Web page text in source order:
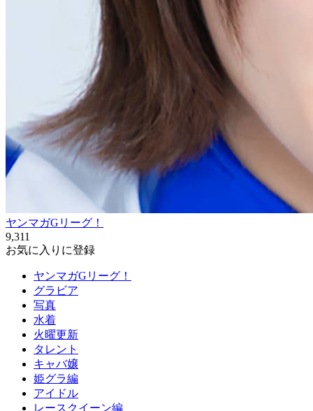
ヤンマガGリーグ！
9,311
お気に入りに登録
ヤンマガGリーグ！
グラビア
写真
水着
火曜更新
タレント
キャバ嬢
姫グラ編
アイドル
レースクイーン編